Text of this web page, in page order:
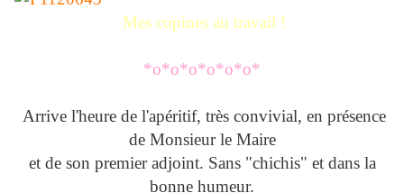
Mes copines au travail !
*o*o*o*o*o*o*
Arrive l'heure de l'apéritif, très convivial, en présence
de Monsieur le Maire
et de son premier adjoint. Sans "chichis" et dans la
bonne humeur.